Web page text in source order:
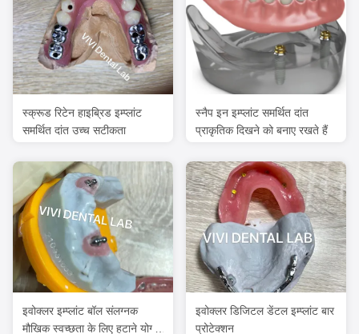
स्क्रूड रिटेन हाइब्रिड इम्प्लांट
समर्थित दांत उच्च सटीकता
स्नैप इन इम्प्लांट समर्थित दांत
प्राकृतिक दिखने को बनाए रखते हैं
इवोक्लर इम्प्लांट बॉल संलग्नक
मौखिक स्वच्छता के लिए हटाने योग्य
इवोक्लर डिजिटल डेंटल इम्प्लांट बार
प्रोटेक्शन